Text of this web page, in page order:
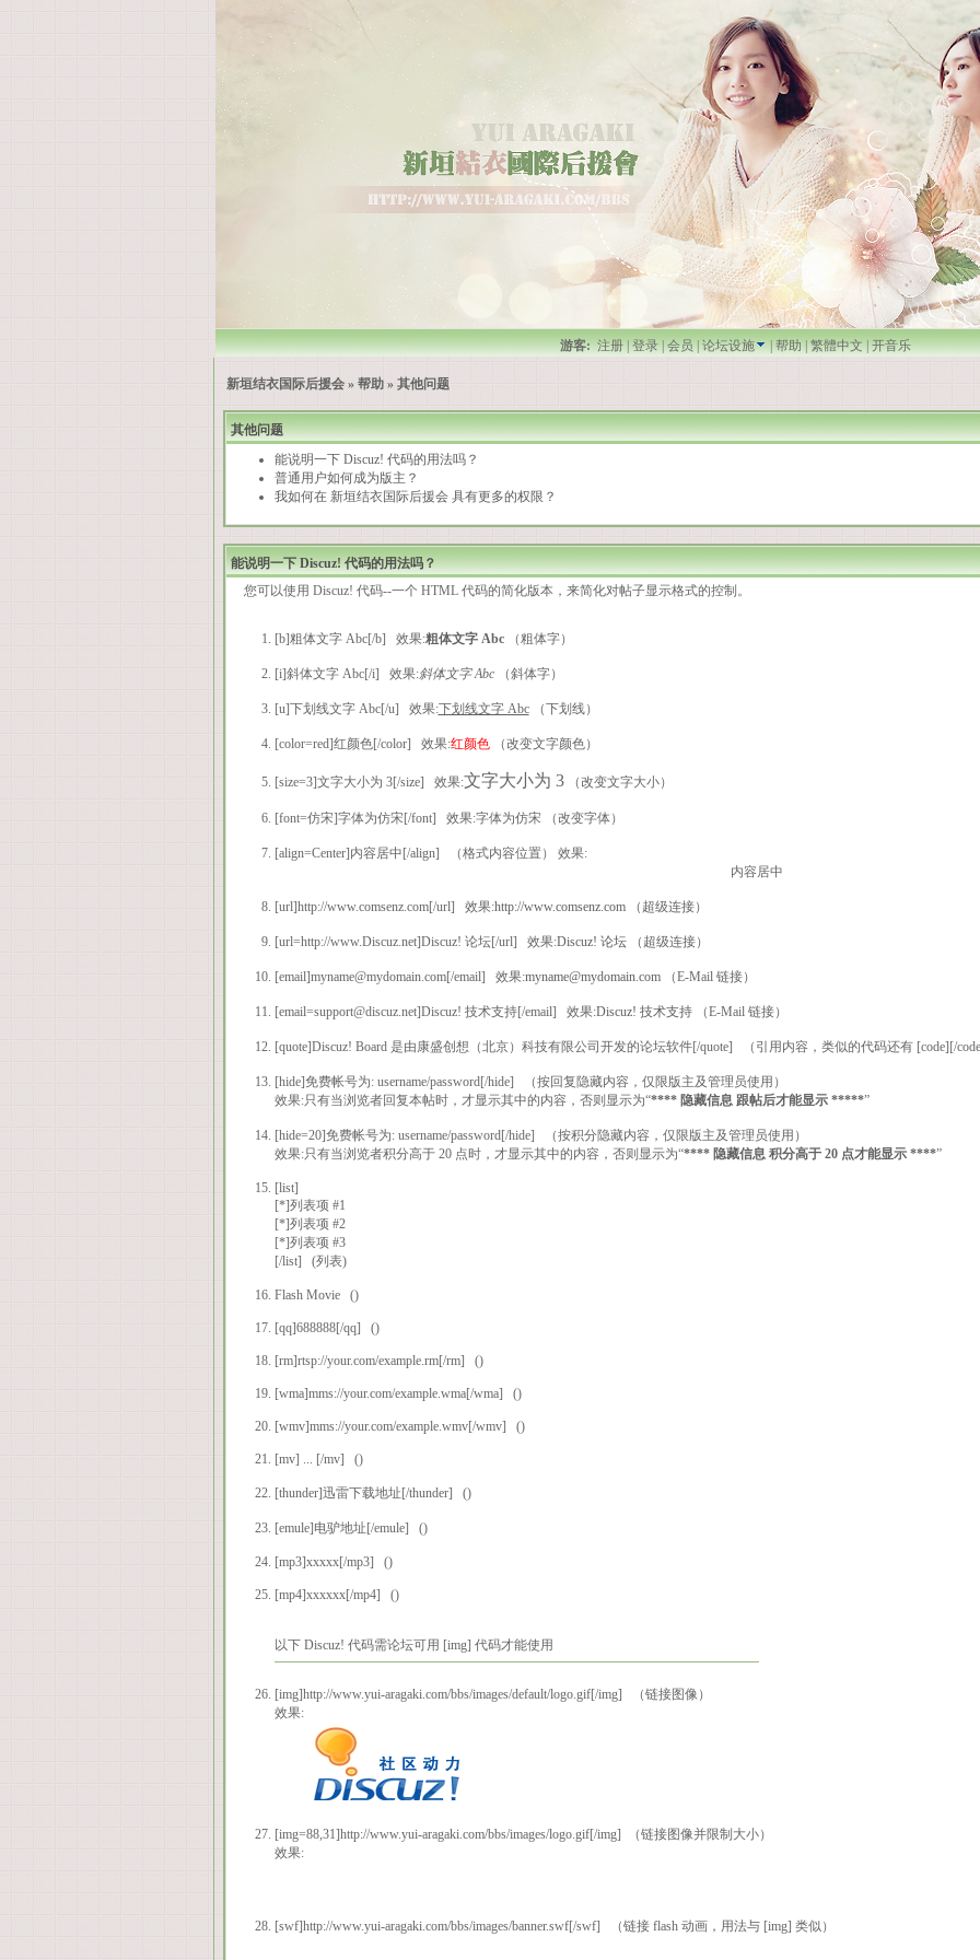
游客:注册|登录|会员|论坛设施 |帮助|繁體中文 |开音乐
新垣结衣国际后援会» 帮助» 其他问题
其他问题
能说明一下 Discuz! 代码的用法吗？
普通用户如何成为版主？
我如何在 新垣结衣国际后援会 具有更多的权限？
能说明一下 Discuz! 代码的用法吗？
您可以使用 Discuz! 代码--一个 HTML 代码的简化版本，来简化对帖子显示格式的控制。
[b]粗体文字 Abc[/b] 效果:粗体文字 Abc（粗体字）
[i]斜体文字 Abc[/i] 效果:斜体文字 Abc（斜体字）
[u]下划线文字 Abc[/u] 效果:下划线文字 Abc（下划线）
[color=red]红颜色[/color] 效果:红颜色（改变文字颜色）
[size=3]文字大小为 3[/size] 效果:文字大小为 3（改变文字大小）
[font=仿宋]字体为仿宋[/font] 效果:字体为仿宋 （改变字体）
[align=Center]内容居中[/align] （格式内容位置） 效果:
内容居中
[url]http://www.comsenz.com[/url] 效果:http://www.comsenz.com（超级连接）
[url=http://www.Discuz.net]Discuz! 论坛[/url] 效果:Discuz! 论坛（超级连接）
[email]myname@mydomain.com[/email] 效果:myname@mydomain.com（E-Mail 链接）
[email=support@discuz.net]Discuz! 技术支持[/email] 效果:Discuz! 技术支持（E-Mail 链接）
[quote]Discuz! Board 是由康盛创想（北京）科技有限公司开发的论坛软件[/quote] （引用内容，类似的代码还有 [code][/
[hide]免费帐号为: username/password[/hide] （按回复隐藏内容，仅限版主及管理员使用）
效果:只有当浏览者回复本帖时，才显示其中的内容，否则显示为“**** 隐藏信息 跟帖后才能显示 *****”
[hide=20]免费帐号为: username/password[/hide] （按积分隐藏内容，仅限版主及管理员使用）
效果:只有当浏览者积分高于 20 点时，才显示其中的内容，否则显示为“**** 隐藏信息 积分高于 20 点才能显示 ****”
[list]
[*]列表项 #1
[*]列表项 #2
[*]列表项 #3
[/list] (列表)
Flash Movie ()
[qq]688888[/qq] ()
[rm]rtsp://your.com/example.rm[/rm] ()
[wma]mms://your.com/example.wma[/wma] ()
[wmv]mms://your.com/example.wmv[/wmv] ()
[mv] ... [/mv] ()
[thunder]迅雷下载地址[/thunder] ()
[emule]电驴地址[/emule] ()
[mp3]xxxxx[/mp3] ()
[mp4]xxxxxx[/mp4] ()
以下 Discuz! 代码需论坛可用 [img] 代码才能使用
[img]http://www.yui-aragaki.com/bbs/images/default/logo.gif[/img] （链接图像）
效果:
[img=88,31]http://www.yui-aragaki.com/bbs/images/logo.gif[/img] （链接图像并限制大小）
效果:
[swf]http://www.yui-aragaki.com/bbs/images/banner.swf[/swf] （链接 flash 动画，用法与 [img] 类似）